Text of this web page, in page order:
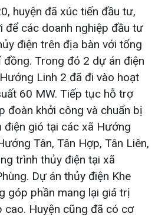
huyện đã xúc tiến đầu tư,
để các doanh nghiệp đầu tư
điện trên địa bàn với tổng
Trong đó 2 dự án điện
Linh 2 đã đi vào hoạt
60 MW. Tiếp tục hỗ trợ
đoàn khởi công và chuẩn bị
gió tại các xã Hướng
Tân, Tân Hợp, Tân Liên,
trình thủy điện tại xã
Dự án thủy điện Khe
góp phần mang lại giá trị
cao. Huyện cũng đã có cơ